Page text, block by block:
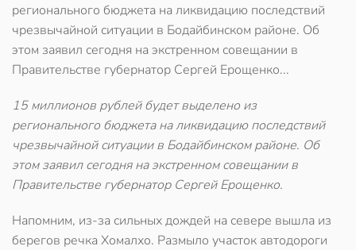
регионального бюджета на ликвидацию последствий
чрезвычайной ситуации в Бодайбинском районе. Об
этом заявил сегодня на экстренном совещании в
Правительстве губернатор Сергей Ерощенко...
15 миллионов рублей будет выделено из
регионального бюджета на ликвидацию последствий
чрезвычайной ситуации в Бодайбинском районе. Об
этом заявил сегодня на экстренном совещании в
Правительстве губернатор Сергей Ерощенко.
Напомним, из-за сильных дождей на севере вышла из
берегов речка Хомалхо. Размыло участок автодороги